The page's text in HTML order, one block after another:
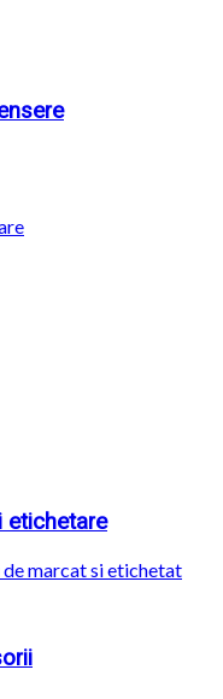
etichetare
marcat si etichetat